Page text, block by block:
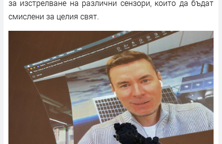
за изстрелване на различни сензори, които да бъдат
смислени за целия свят.